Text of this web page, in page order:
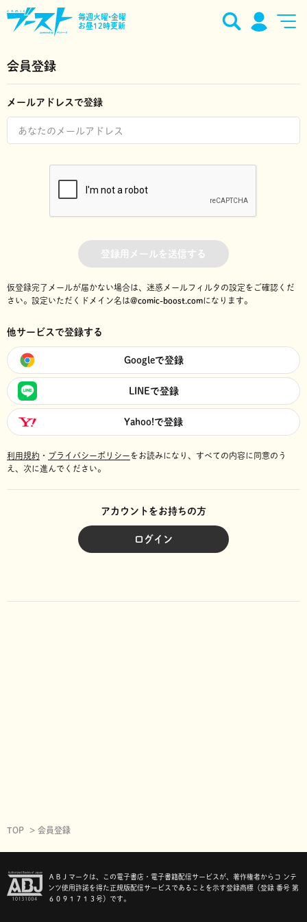
毎週火曜•金曜
お昼12時更新
会員登録
メールアドレスで登録
登録用メールを送信する
仮登録完了メールが届かない場合は、迷惑メールフィルタの設定をご確認くだ
さい。 設定いただくドメイン名は@comic-boost.comになります。
他サービスで登録する
Googleで登録
LINEで登録
Yahoo!で登録
利用規約 ・ プライバシーポリシーをお読みになり、 すべての内容に同意のう
え、次に進んでください。
アカウントをお持ちの方
ログイン
TOP 会員登録
ＡＢＪマークは、この電子書店・電子書籍配信サービスが、著作権者からコ ンテ
ンツ使用許諾を得た正規版配信サービスであることを示す登録商標（登録 番号 第
６０９１７１３号）です。